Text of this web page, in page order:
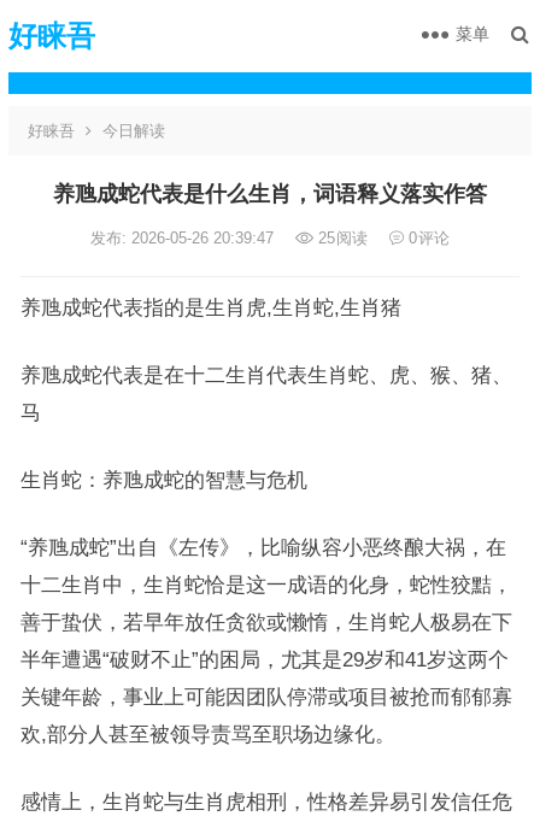
好睐吾 菜单
好睐吾 今日解读
养虺成蛇代表是什么生肖，词语释义落实作答
发布: 2026-05-26 20:39:47 25阅读 0评论
养虺成蛇代表指的是生肖虎,生肖蛇,生肖猪
养虺成蛇代表是在十二生肖代表生肖蛇、虎、猴、猪、
马
生肖蛇：养虺成蛇的智慧与危机
“养虺成蛇”出自《左传》，比喻纵容小恶终酿大祸，在
十二生肖中，生肖蛇恰是这一成语的化身，蛇性狡黠，
善于蛰伏，若早年放任贪欲或懒惰，生肖蛇人极易在下
半年遭遇“破财不止”的困局，尤其是29岁和41岁这两个
关键年龄，事业上可能因团队停滞或项目被抢而郁郁寡
欢,部分人甚至被领导责骂至职场边缘化。
感情上，生肖蛇与生肖虎相刑，性格差异易引发信任危